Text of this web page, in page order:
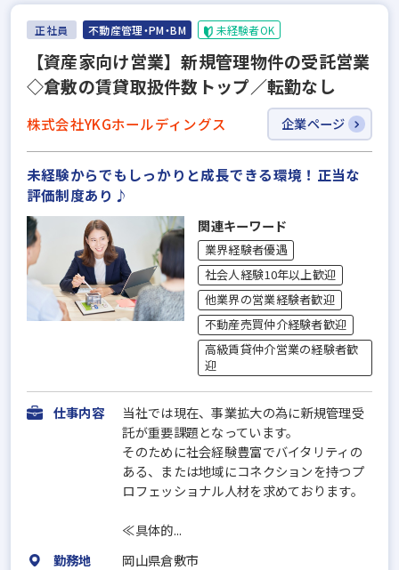
正社員 不動産管理・PM・BM 未経験者OK
【資産家向け営業】新規管理物件の受託営業
◇倉敷の賃貸取扱件数トップ／転勤なし
株式会社YKGホールディングス 企業ページ
未経験からでもしっかりと成長できる環境！正当な
評価制度あり♪
関連キーワード
業界経験者優遇
社会人経験10年以上歓迎
他業界の営業経験者歓迎
不動産売買仲介経験者歓迎
高級賃貸仲介営業の経験者歓
迎
仕事内容
当社では現在、事業拡大の為に新規管理受
託が重要課題となっています。
そのために社会経験豊富でバイタリティの
ある、または地域にコネクションを持つプ
ロフェッショナル人材を求めております。
≪具体的...
勤務地
岡山県倉敷市